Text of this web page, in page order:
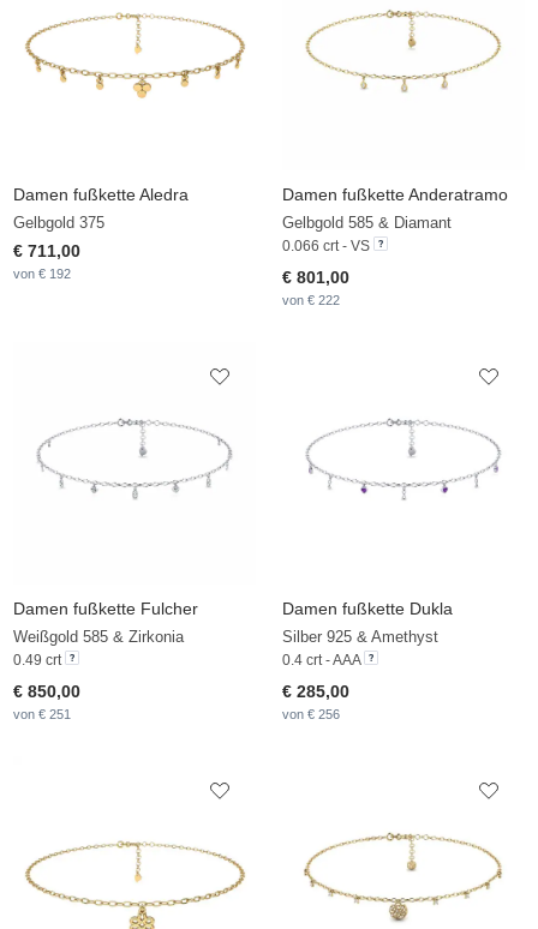
Damen fußkette Aledra
Gelbgold 375
€ 711,00
von € 192
Damen fußkette Anderatramo
Gelbgold 585 & Diamant
0.066 crt - VS
€ 801,00
von € 222
Damen fußkette Fulcher
Weißgold 585 & Zirkonia
0.49 crt
€ 850,00
von € 251
Damen fußkette Dukla
Silber 925 & Amethyst
0.4 crt - AAA
€ 285,00
von € 256